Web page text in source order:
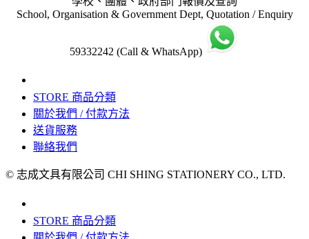
School, Organisation & Government Dept, Quotation / Enquiry
59332242 (Call & WhatsApp)
STORE 商品分類
關於我們 / 付款方法
送貨服務
聯絡我們
© 志成文具有限公司 CHI SHING STATIONERY CO., LTD.
STORE 商品分類